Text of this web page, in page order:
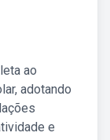
ao
adotando
e